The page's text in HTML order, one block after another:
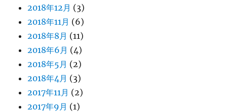
2018年12月 (3)
2018年11月 (6)
2018年8月 (11)
2018年6月 (4)
2018年5月 (2)
2018年4月 (3)
2017年11月 (2)
2017年9月 (1)